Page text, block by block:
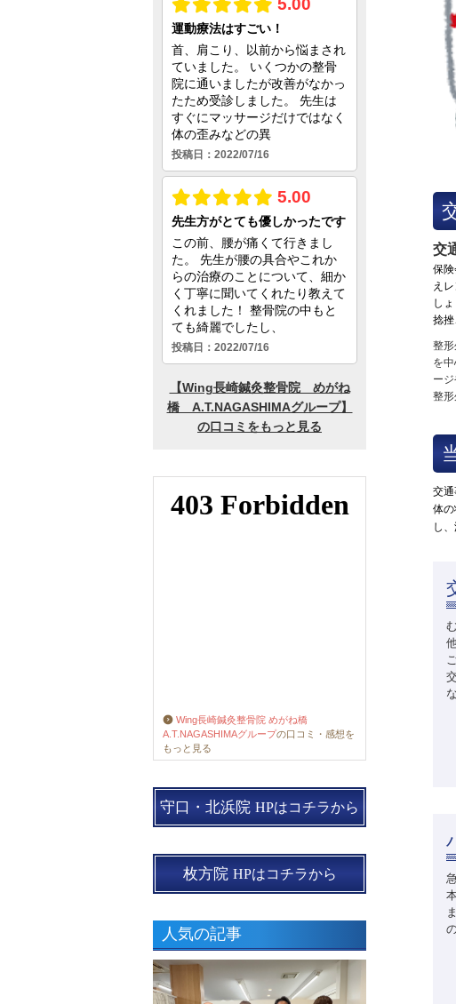
交
保
え
し
捻挫
整
を
ー
整
交
体
し
Wing長崎鍼灸整骨院 めがね橋
A.T.NAGASHIMAグループの口コミ・感想を
もっと見る
守口・北浜院 HPはコチラから
枚方院 HPはコチラから
人気の記事